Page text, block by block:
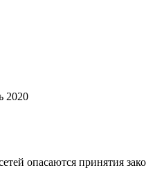
2020
опасаются принятия